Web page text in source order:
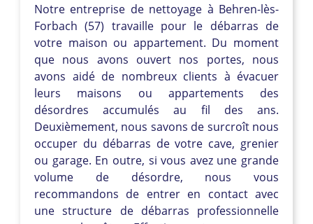
Notre entreprise de nettoyage à Behren-lès-
Forbach (57) travaille pour le débarras de
votre maison ou appartement. Du moment
que nous avons ouvert nos portes, nous
avons aidé de nombreux clients à évacuer
leurs maisons ou appartements des
désordres accumulés au fil des ans.
Deuxièmement, nous savons de surcroît nous
occuper du débarras de votre cave, grenier
ou garage. En outre, si vous avez une grande
volume de désordre, nous vous
recommandons de entrer en contact avec
une structure de débarras professionnelle